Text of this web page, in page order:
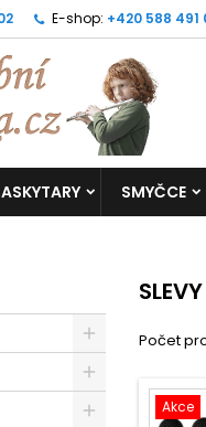
E-shop: +420 588 491
SMYČCE
SLEVY
Počet
Akce